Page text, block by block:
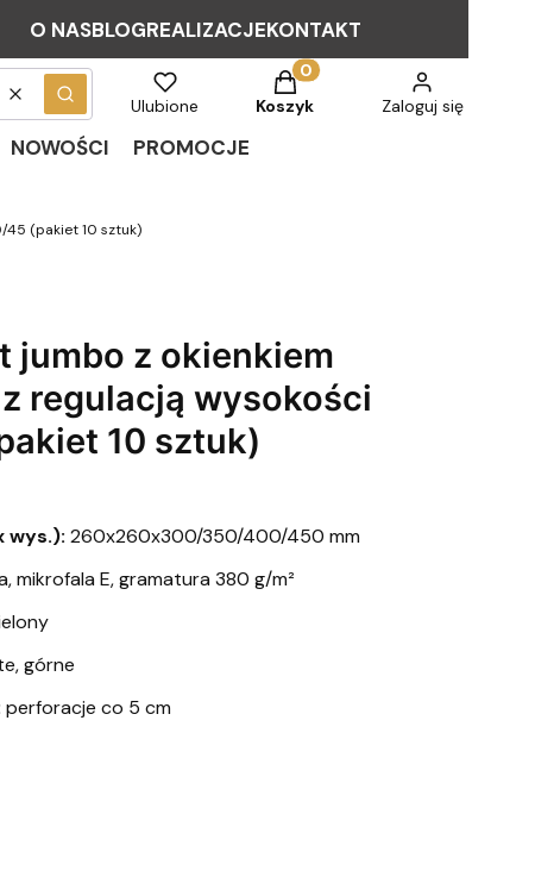
O NASBLOGREALIZACJEKONTAKT
WyczyśćSzukaj Ulubione
Produkty w koszyku: 0.
Koszyk Zaloguj się
NOWOŚCI PROMOCJE
45 (pakiet 10 sztuk)
jumbo z okienkiem
regulacją wysokości
10 sztuk)
wys.): 260x260x300/350/400/450 mm
mikrofala E, gramatura 380 g/m²
górne
perforacje co 5 cm